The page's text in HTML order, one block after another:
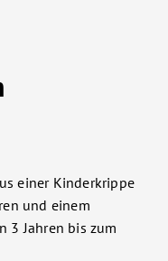
einer Kinderkrippe
und einem
3 Jahren bis zum